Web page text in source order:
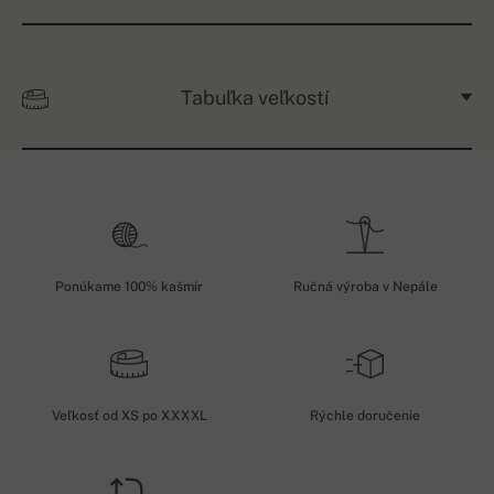
Tabuľka veľkostí
Ponúkame 100% kašmír Ručná výroba v Nepále
Veľkosť od XS po XXXXL Rýchle doručenie